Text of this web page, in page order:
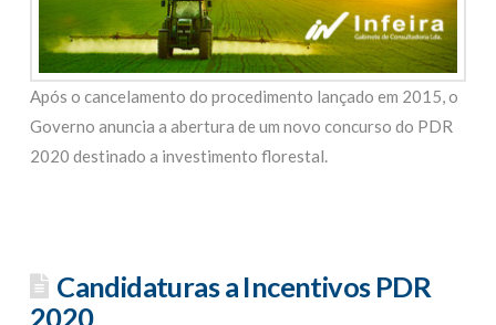
Após o cancelamento do procedimento lançado em 2015, o
Governo anuncia a abertura de um novo concurso do PDR
2020 destinado a investimento florestal.
Candidaturas a Incentivos PDR
2020